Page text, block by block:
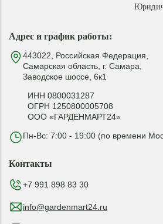
Адрес и график работы:
443022, Российская Федерация,
Самарская область, г. Самара,
Заводское шоссе, 6к1
ИНН 0800031287
ОГРН 1250800005708
ООО «ГАРДЕНМАРТ24»
Пн-Вс: 7:00 - 19:00 (по времени
Контакты
+7 991 898 83 30
info@gardenmart24.ru